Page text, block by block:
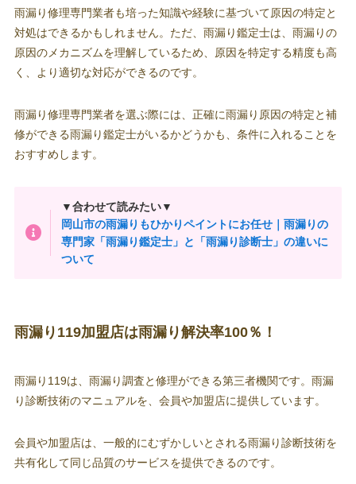
雨漏り修理専門業者も培った知識や経験に基づいて原因の特定と
対処はできるかもしれません。ただ、雨漏り鑑定士は、雨漏りの
原因のメカニズムを理解しているため、原因を特定する精度も高
く、より適切な対応ができるのです。
雨漏り修理専門業者を選ぶ際には、正確に雨漏り原因の特定と補
修ができる雨漏り鑑定士がいるかどうかも、条件に入れることを
おすすめします。
▼合わせて読みたい▼
岡山市の雨漏りもひかりペイントにお任せ｜雨漏りの
専門家「雨漏り鑑定士」と「雨漏り診断士」の違いに
ついて
雨漏り119加盟店は雨漏り解決率100％！
雨漏り119は、雨漏り調査と修理ができる第三者機関です。雨漏
り診断技術のマニュアルを、会員や加盟店に提供しています。
会員や加盟店は、一般的にむずかしいとされる雨漏り診断技術を
共有化して同じ品質のサービスを提供できるのです。